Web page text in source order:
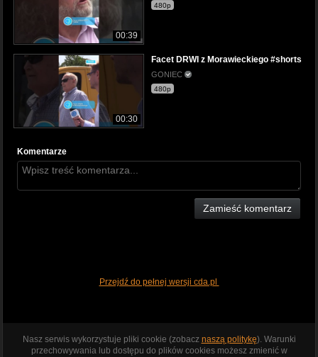
00:39
480p
00:30
Facet DRWI z Morawieckiego #shorts
GONIEC
480p
Komentarze
Zamieść komentarz
Przejdź do pełnej wersji cda.pl
Nasz serwis wykorzystuje pliki cookie (zobacz naszą politykę). Warunki
przechowywania lub dostępu do plików cookies możesz zmienić w